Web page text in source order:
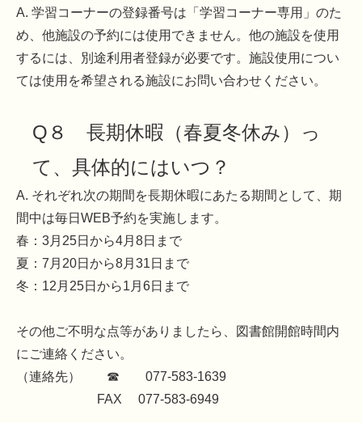
A. 学習コーナーの登録番号は「学習コーナー専用」のた
め、他施設の予約には使用できません。他の施設を使用
するには、別途利用者登録が必要です。施設使用につい
ては使用を希望される施設にお問い合わせください。
Q８ 長期休暇（春夏冬休み）っ
て、具体的にはいつ？
A. それぞれ次の期間を長期休暇にあたる期間として、期
間中は毎日WEB予約を実施します。
春：3月25日から4月8日まで
夏：7月20日から8月31日まで
冬：12月25日から1月6日まで
その他ご不明な点等がありましたら、図書館開館時間内
にご連絡ください。
（連絡先） ☎ 077-583-1639
FAX 077-583-6949